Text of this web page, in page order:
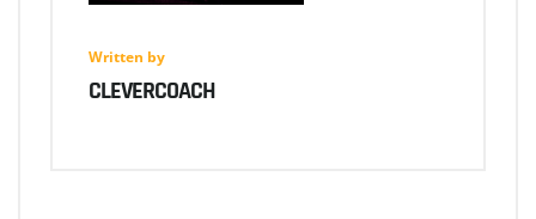
Written by
CLEVERCOACH